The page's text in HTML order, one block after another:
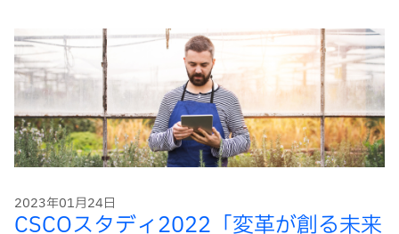
2023年01月24日
CSCOスタディ2022「変革が創る未来